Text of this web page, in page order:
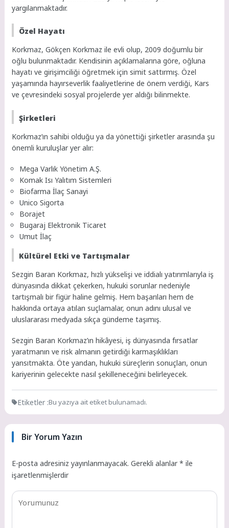
yargılanmaktadır.
Özel Hayatı
Korkmaz, Gökçen Korkmaz ile evli olup, 2009 doğumlu bir
oğlu bulunmaktadır. Kendisinin açıklamalarına göre, oğluna
hayatı ve girişimciliği öğretmek için simit sattırmış. Özel
yaşamında hayırseverlik faaliyetlerine de önem verdiği, Kars
ve çevresindeki sosyal projelerde yer aldığı bilinmekte.
Şirketleri
Korkmaz’ın sahibi olduğu ya da yönettiği şirketler arasında şu
önemli kuruluşlar yer alır:
Mega Varlık Yönetim A.Ş.
Komak Isı Yalıtım Sistemleri
Biofarma İlaç Sanayi
Unico Sigorta
Borajet
Bugaraj Elektronik Ticaret
Umut İlaç
Kültürel Etki ve Tartışmalar
Sezgin Baran Korkmaz, hızlı yükselişi ve iddialı yatırımlarıyla iş
dünyasında dikkat çekerken, hukuki sorunlar nedeniyle
tartışmalı bir figür haline gelmiş. Hem başarıları hem de
hakkında ortaya atılan suçlamalar, onun adını ulusal ve
uluslararası medyada sıkça gündeme taşımış.
Sezgin Baran Korkmaz’ın hikâyesi, iş dünyasında fırsatlar
yaratmanın ve risk almanın getirdiği karmaşıklıkları
yansıtmakta. Öte yandan, hukuki süreçlerin sonuçları, onun
kariyerinin gelecekte nasıl şekilleneceğini belirleyecek.
Etiketler :Bu yazıya ait etiket bulunamadı.
Bir Yorum Yazın
E-posta adresiniz yayınlanmayacak. Gerekli alanlar* ile
işaretlenmişlerdir